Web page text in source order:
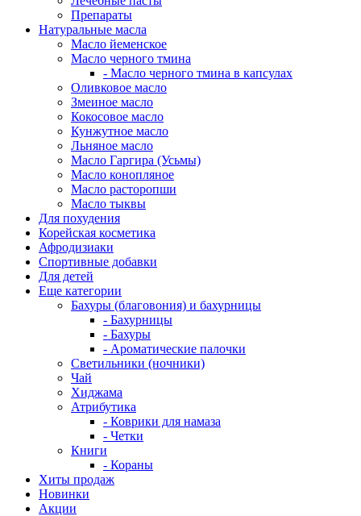
Препараты
Натуральные масла
Масло йеменское
Масло черного тмина
- Масло черного тмина в капсулах
Оливковое масло
Змеиное масло
Кокосовое масло
Кунжутное масло
Льняное масло
Масло Гаргира (Усьмы)
Масло конопляное
Масло расторопши
Масло тыквы
Для похудения
Корейская косметика
Афродизиаки
Спортивные добавки
Для детей
Еще категории
Бахуры (благовония) и бахурницы
- Бахурницы
- Бахуры
- Ароматические палочки
Светильники (ночники)
Чай
Хиджама
Атрибутика
- Коврики для намаза
- Четки
Книги
- Кораны
Хиты продаж
Новинки
Акции